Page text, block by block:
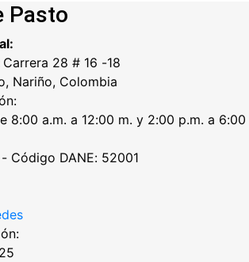
Pasto
28 # 16 -18
Nariño, Colombia
8:00 a.m. a 12:00 m. y 2:00 p.m. a 6:00
Código DANE: 52001